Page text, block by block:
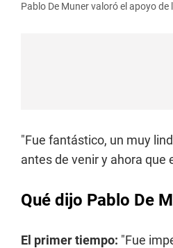
Pablo De Muner valoró el apoyo
"Fue fantástico, un muy
antes de venir y ahora
Qué dijo Pablo De
El primer tiempo: "Fue